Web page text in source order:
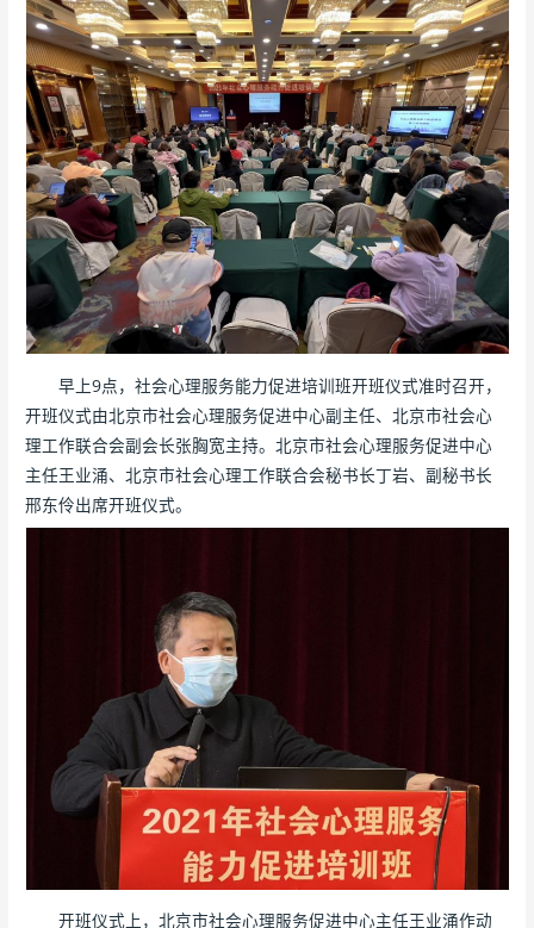
早上9点，社会心理服务能力促进培训班开班仪式准时召开，
开班仪式由北京市社会心理服务促进中心副主任、北京市社会心
理工作联合会副会长张胸宽主持。北京市社会心理服务促进中心
主任王业涌、北京市社会心理工作联合会秘书长丁岩、副秘书长
邢东伶出席开班仪式。
开班仪式上，北京市社会心理服务促进中心主任王业涌作动